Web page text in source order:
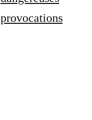
provocations